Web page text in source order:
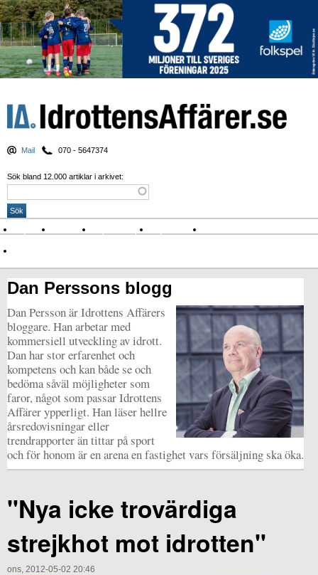
Mail 070 - 5647374
Sök bland 12.000 artiklar i arkivet:
Nyheter Krönikor Sport & spel Nyhetsbrev
Dan Perssons blogg
Dan Persson är Idrottens Affärers
bloggare. Han arbetar med
kommersiell utveckling av idrott.
Dan har stor erfarenhet och
kompetens och kan både se och
bedöma såväl möjligheter som
faror, något som passar Idrottens
Affärer ypperligt. Han läser hellre
årsredovisningar eller
trendrapporter än tittar på sport
och för honom är en arena en fastighet vars försäljning ska öka.
"Nya icke trovärdiga
strejkhot mot idrotten"
ons, 2012-05-02 20:46